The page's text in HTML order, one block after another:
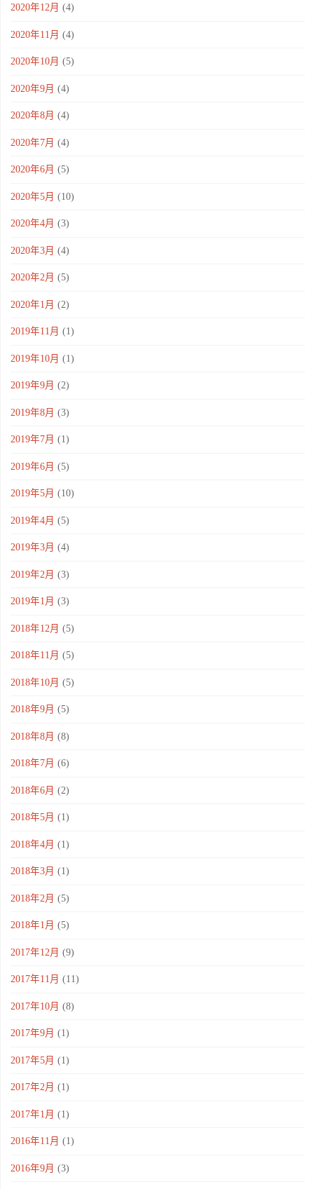
2020年12月 (4)
2020年11月 (4)
2020年10月 (5)
2020年9月 (4)
2020年8月 (4)
2020年7月 (4)
2020年6月 (5)
2020年5月 (10)
2020年4月 (3)
2020年3月 (4)
2020年2月 (5)
2020年1月 (2)
2019年11月 (1)
2019年10月 (1)
2019年9月 (2)
2019年8月 (3)
2019年7月 (1)
2019年6月 (5)
2019年5月 (10)
2019年4月 (5)
2019年3月 (4)
2019年2月 (3)
2019年1月 (3)
2018年12月 (5)
2018年11月 (5)
2018年10月 (5)
2018年9月 (5)
2018年8月 (8)
2018年7月 (6)
2018年6月 (2)
2018年5月 (1)
2018年4月 (1)
2018年3月 (1)
2018年2月 (5)
2018年1月 (5)
2017年12月 (9)
2017年11月 (11)
2017年10月 (8)
2017年9月 (1)
2017年5月 (1)
2017年2月 (1)
2017年1月 (1)
2016年11月 (1)
2016年9月 (3)